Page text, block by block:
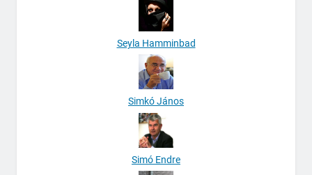
Seyla Hamminbad
Simkó János
Simó Endre